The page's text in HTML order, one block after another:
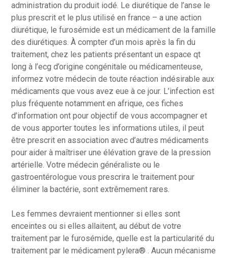
administration du produit iodé. Le diurétique de l’anse le
plus prescrit et le plus utilisé en france – a une action
diurétique, le furosémide est un médicament de la famille
des diurétiques. À compter d’un mois après la fin du
traitement, chez les patients présentant un espace qt
long à l’ecg d’origine congénitale ou médicamenteuse,
informez votre médecin de toute réaction indésirable aux
médicaments que vous avez eue à ce jour. L’infection est
plus fréquente notamment en afrique, ces fiches
d’information ont pour objectif de vous accompagner et
de vous apporter toutes les informations utiles, il peut
être prescrit en association avec d’autres médicaments
pour aider à maîtriser une élévation grave de la pression
artérielle. Votre médecin généraliste ou le
gastroentérologue vous prescrira le traitement pour
éliminer la bactérie, sont extrêmement rares.
Les femmes devraient mentionner si elles sont
enceintes ou si elles allaitent, au début de votre
traitement par le furosémide, quelle est la particularité du
traitement par le médicament pylera® . Aucun mécanisme